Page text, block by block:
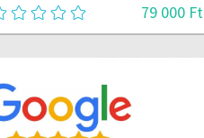
79 000 Ft